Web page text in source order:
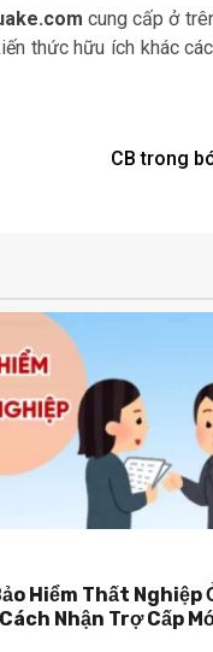
cung cấp ở
thức hữu ích khác
CB trong
Hiểm Thất Nghiệp
Nhận Trợ Cấp